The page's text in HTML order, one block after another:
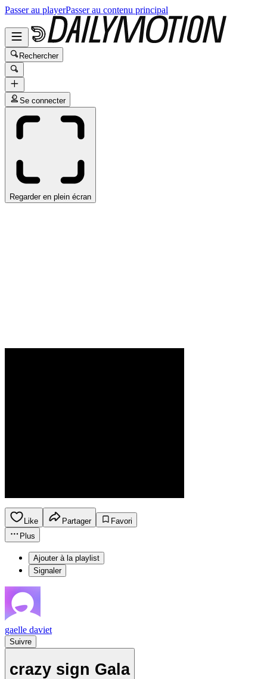
Passer au playerPasser au contenu principal
Rechercher
Se connecter
Regarder en plein écran
Like Partager
Favori
Plus
Ajouter à la playlist
Signaler
gaelle daviet
Suivre
crazy sign Gala